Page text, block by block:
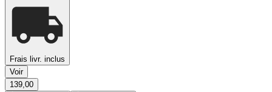
Frais livr. inclus
Voir
139,00